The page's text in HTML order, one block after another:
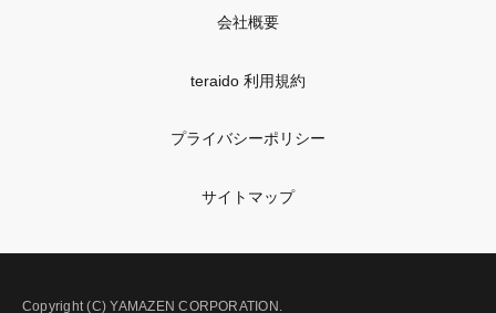
会社概要
teraido 利用規約
プライバシーポリシー
サイトマップ
Copyright (C) YAMAZEN CORPORATION.